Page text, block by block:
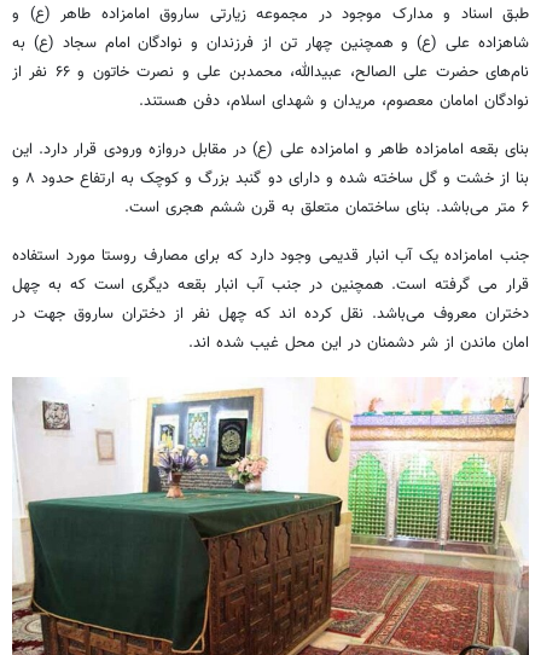
طبق اسناد و مدارک موجود در مجموعه زیارتی ساروق امامزاده طاهر (ع) و
شاهزاده علی (ع) و همچنین چهار تن از فرزندان و نوادگان امام سجاد (ع) به
نام‌های حضرت علی الصالح، عبیدالله، محمدبن علی و نصرت خاتون و ۶۶ نفر از
نوادگان امامان معصوم، مریدان و شهدای اسلام، دفن هستند.
بنای بقعه امامزاده طاهر و امامزاده علی (ع) در مقابل دروازه ورودی قرار دارد. این
بنا از خشت و گل ساخته شده و دارای دو گنبد بزرگ و کوچک به ارتفاع حدود ۸ و
۶ متر می‌باشد. بنای ساختمان متعلق به قرن ششم هجری است.
جنب امامزاده یک آب انبار قدیمی وجود دارد که برای مصارف روستا مورد استفاده
قرار می گرفته است. همچنین در جنب آب انبار بقعه دیگری است که به چهل
دختران معروف می‌باشد. نقل کرده اند که چهل نفر از دختران ساروق جهت در
امان ماندن از شر دشمنان در این محل غیب شده اند.